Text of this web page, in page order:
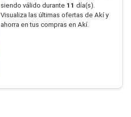
siendo válido durante 11 día(s).
Visualiza las últimas ofertas de Akí y
ahorra en tus compras en Akí.